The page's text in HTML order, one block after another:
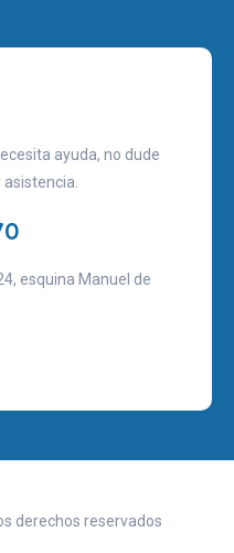
ayuda, no dude
esquina Manuel de
derechos reservados